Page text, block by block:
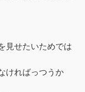
見せたいためでは
ければっつうか